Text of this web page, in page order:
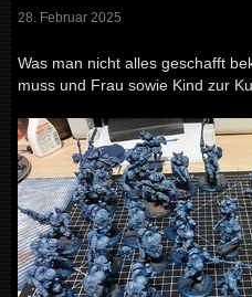
28. Februar 2025
Was man nicht alles geschafft
muss und Frau sowie Kind zur